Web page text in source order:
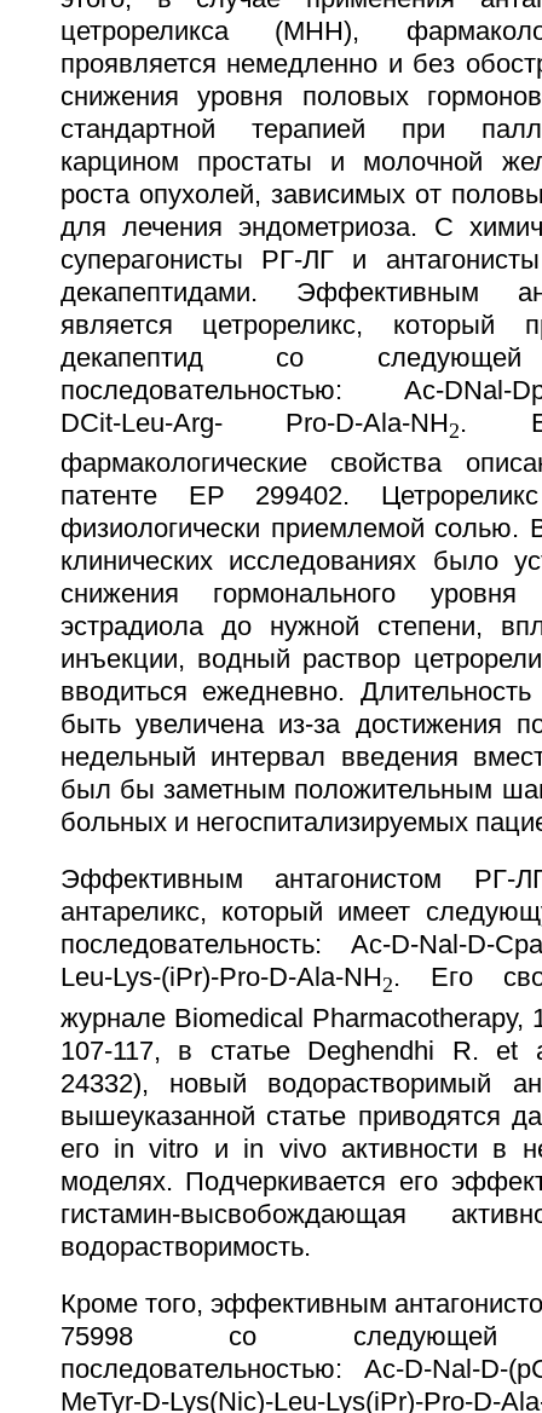
цетрореликса (МНН),
проявляется немедленно и без
снижения уровня половых
стандартной терапией при
карцином простаты и молочной
роста опухолей, зависимых от
для лечения эндометриоза. С
суперагонисты РГ-ЛГ и
декапептидами. Эффективным
является цетрореликс, который
декапептид со следующей
последовательностью: Ac-DNal-
DCit-Leu-Arg- Pro-D-Ala-NH2.
фармакологические свойства
патенте EP 299402.
физиологически приемлемой солью.
клинических исследованиях было
снижения гормонального уровня
эстрадиола до нужной степени,
инъекции, водный раствор
вводиться ежедневно.
быть увеличена из-за достижения
недельный интервал введения
был бы заметным положительным
больных и негоспитализируемых
Эффективным антагонистом РГ-
антареликс, который имеет
последовательность: Ac-D-Nal-D-
Leu-Lys-(iPr)-Pro-D-Ala-NH2. Его
журнале Biomedical Pharmacotherapy,
107-117, в статье Deghendhi R. et
24332), новый водорастворимый
вышеуказанной статье приводятся
его in vitro и in vivo активности в
моделях. Подчеркивается его
гистамин-высвобождающая
водорастворимость.
Кроме того, эффективным
75998 со следующей
последовательностью: Ac-D-Nal-D-
MeTyr-D-Lys(Nic)-Leu-Lys(iPr)-Pro-D-